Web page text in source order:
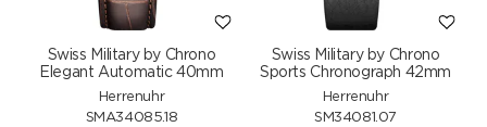
Swiss Military by Chrono
Elegant Automatic 40mm
Herrenuhr
SMA34085.18
Swiss Military by Chrono
Sports Chronograph 42mm
Herrenuhr
SM34081.07